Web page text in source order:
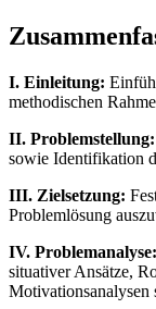
I. Einleitung:
methodischen
II. Problemstellung:
sowie Identifikation
III. Zielsetzung:
Problemlösung
IV. Problemanalyse:
situativer Ansätze,
Motivationsanalysen